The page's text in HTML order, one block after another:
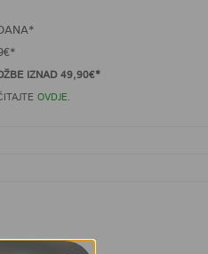
IZNAD 49,90€*
OVDJE.